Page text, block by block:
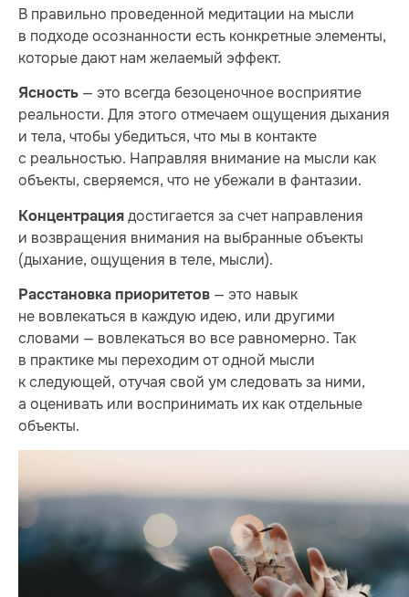
В правильно проведенной медитации на мысли
в подходе осознанности есть конкретные элементы,
которые дают нам желаемый эффект.
Ясность — это всегда безоценочное восприятие
реальности. Для этого отмечаем ощущения дыхания
и тела, чтобы убедиться, что мы в контакте
с реальностью. Направляя внимание на мысли как
объекты, сверяемся, что не убежали в фантазии.
Концентрация достигается за счет направления
и возвращения внимания на выбранные объекты
(дыхание, ощущения в теле, мысли).
Расстановка приоритетов — это навык
не вовлекаться в каждую идею, или другими
словами — вовлекаться во все равномерно. Так
в практике мы переходим от одной мысли
к следующей, отучая свой ум следовать за ними,
а оценивать или воспринимать их как отдельные
объекты.